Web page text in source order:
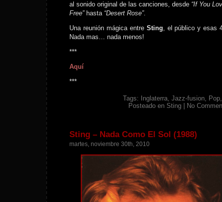
al sonido original de las canciones, desde “If You
Free”hasta“Desert Rose”.
Una reunión mágica entre Sting, el público y esas
Nada mas… nada menos!
***
Aquí
***
Tags: Inglaterra, Jazz-fusion, Pop
Posteado en Sting No
Sting – Nada Como El Sol (1988)
martes, noviembre 30th, 2010